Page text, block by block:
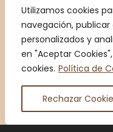
Utilizamos cookies
navegación,
personalizados y
en "Aceptar
cookies. Política de
Rechazar